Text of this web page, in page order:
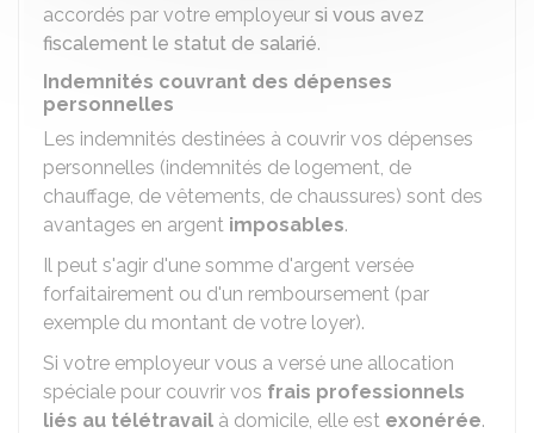
accordés par votre employeur si vous avez
fiscalement le statut de salarié.
Indemnités couvrant des dépenses
personnelles
Les indemnités destinées à couvrir vos dépenses
personnelles (indemnités de logement, de
chauffage, de vêtements, de chaussures) sont des
avantages en argent imposables.
Il peut s'agir d'une somme d'argent versée
forfaitairement ou d'un remboursement (par
exemple du montant de votre loyer).
Si votre employeur vous a versé une allocation
spéciale pour couvrir vos frais professionnels
liés au télétravail à domicile, elle est exonérée.